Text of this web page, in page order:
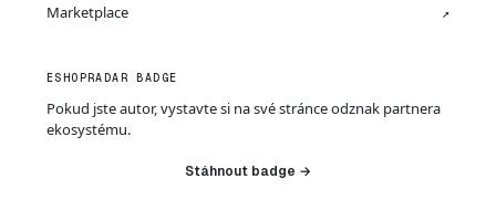
Marketplace ↗
ESHOPRADAR BADGE
Pokud jste autor, vystavte si na své stránce odznak partnera
ekosystému.
Stáhnout badge →